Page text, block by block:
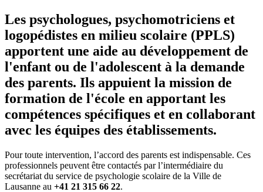
Les psychologues, psychomotriciens et
logopédistes en milieu scolaire (PPLS)
apportent une aide au développement de
l'enfant ou de l'adolescent à la demande
des parents. Ils appuient la mission de
formation de l'école en apportant les
compétences spécifiques et en collaborant
avec les équipes des établissements.
Pour toute intervention, l’accord des parents est indispensable. Ces
professionnels peuvent être contactés par l’intermédiaire du
secrétariat du service de psychologie scolaire de la Ville de
Lausanne au +41 21 315 66 22.